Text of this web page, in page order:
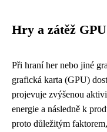
Hry a zátěž GPU
Při hraní her nebo jiné
grafická karta (GPU)
projevuje zvýšenou
energie a následně k
proto důležitým